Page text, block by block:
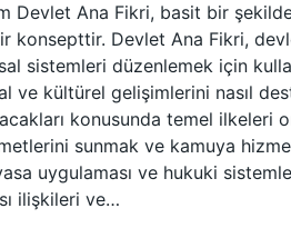
Devlet Ana Fikri, basit bir
konsepttir. Devlet Ana Fikri,
sistemleri düzenlemek için
ve kültürel gelişimlerini nasıl
konusunda temel
sunmak ve kamuya
uygulaması ve hukuki
ilişkileri ve…